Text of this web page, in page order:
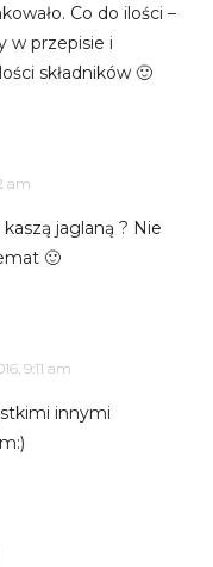
Co do ilości –
w przepisie i
składników 🙂
am
jaglaną ? Nie
🙂
9:11 am
innymi